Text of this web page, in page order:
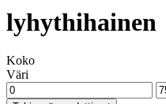
lyhythihainen
Koko
Väri